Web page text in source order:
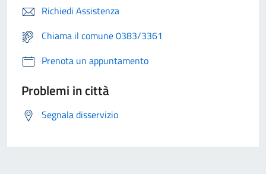
Richiedi Assistenza
Chiama il comune 0383/3361
Prenota un appuntamento
Problemi in città
Segnala disservizio